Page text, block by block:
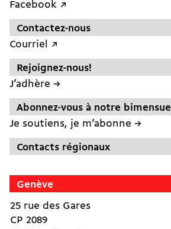
Facebook ↗︎
Contactez-nous
Courriel ↗︎
Rejoignez-nous!
J’adhère →
Abonnez-vous à notre bimensuel
Je soutiens, je m’abonne →
Contacts régionaux
Genève
25 rue des Gares
CP 2089